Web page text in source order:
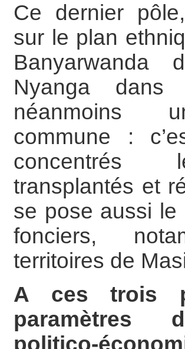
Ce dernier
sur le plan
Nyanga dans
néanmoins
commune :
concentrés
transplantés et
se pose aussi le
fonciers,
territoires de
A ces trois
paramètres
politico-